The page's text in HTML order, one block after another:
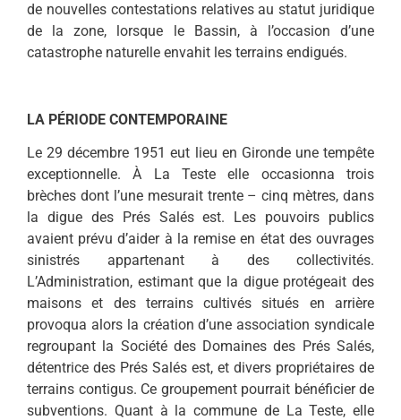
de nouvelles contestations relatives au statut juridique
de la zone, lorsque le Bassin, à l’occasion d’une
catastrophe naturelle envahit les terrains endigués.
LA PÉRIODE CONTEMPORAINE
Le 29 décembre 1951 eut lieu en Gironde une tempête
exceptionnelle. À La Tes­te elle occasionna trois
brèches dont l’une mesurait trente – cinq mètres, dans
la digue des Prés Salés est. Les pouvoirs publics
avaient prévu d’aider à la remise en état des ouvrages
sinistrés appartenant à des collectivités.
L’Administration, estimant que la digue protégeait des
maisons et des terrains cultivés situés en arrière
provoqua alors la création d’une association syndicale
regroupant la Société des Domaines des Prés Salés,
détentrice des Prés Salés est, et divers propriétaires de
terrains contigus. Ce groupement pourrait bénéficier de
subventions. Quant à la commune de La Teste, elle